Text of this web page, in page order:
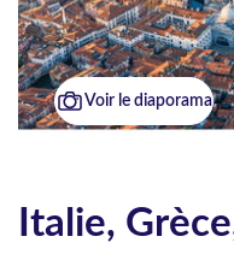
Voir le diaporama
Italie,